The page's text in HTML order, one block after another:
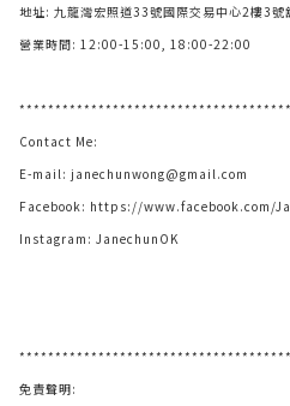
地址: 九龍灣宏照道33號國際交易中心2樓3號
營業時間: 12:00-15:00, 18:00-22:00
Contact Me:
E-mail: janechunwong@gmail.com
Facebook: https://www.facebook.com/
Instagram: JanechunOK
免責聲明: